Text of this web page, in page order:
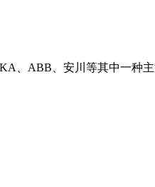
、ABB、安川等其中一种